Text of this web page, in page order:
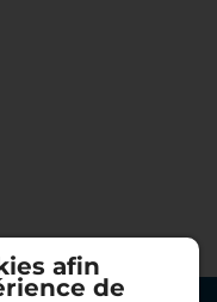
afin
de